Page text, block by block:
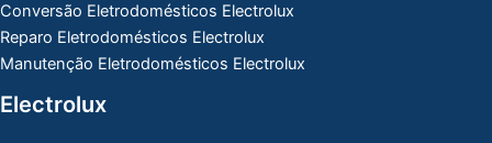
Conversão Eletrodomésticos Electrolux
Reparo Eletrodomésticos Electrolux
Manutenção Eletrodomésticos Electrolux
Electrolux